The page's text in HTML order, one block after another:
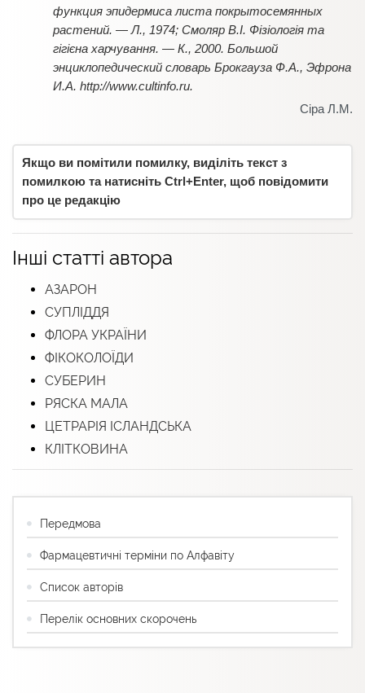
функция эпидермиса листа покрытосемянных
растений. — Л., 1974; Смоляр В.І. Фізіологія та
гігієна харчування. — К., 2000. Большой
энциклопедический словарь Брокгауза Ф.А., Эфрона
И.А. http://www.cultinfo.ru.
Сіра Л.М.
Якщо ви помітили помилку, виділіть текст з
помилкою та натисніть Ctrl+Enter, щоб повідомити
про це редакцію
Інші статті автора
АЗАРОН
СУПЛІДДЯ
ФЛОРА УКРАЇНИ
ФІКОКОЛОЇДИ
СУБЕРИН
РЯСКА МАЛА
ЦЕТРАРІЯ ІСЛАНДСЬКА
КЛІТКОВИНА
Передмова
Фармацевтичні терміни по Алфавіту
Список авторів
Перелік основних скорочень